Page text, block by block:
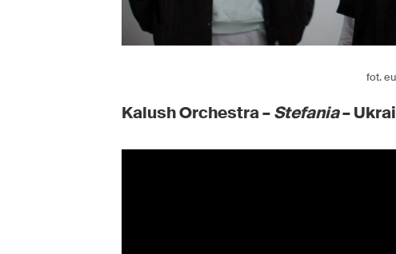
fot.
Kalush Orchestra –Stefania–